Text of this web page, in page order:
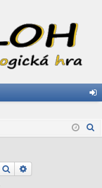
in
Search